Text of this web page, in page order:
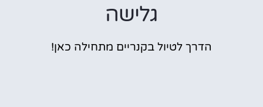
גלישה
הדרך לטיול בקנריים מתחילה כאן!